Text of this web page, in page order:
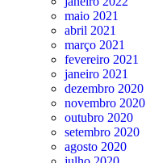
maio 2021
abril 2021
março 2021
fevereiro 2021
janeiro 2021
dezembro 2020
novembro 2020
outubro 2020
setembro 2020
agosto 2020